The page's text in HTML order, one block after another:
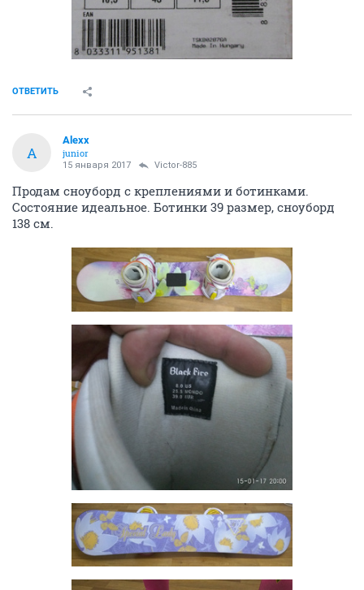
ОТВЕТИТЬ
A
Aleхх
junior
15 января 2017 Victor-885
Продам сноуборд с креплениями и ботинками.
Состояние идеальное. Ботинки 39 размер, сноуборд
138 см.